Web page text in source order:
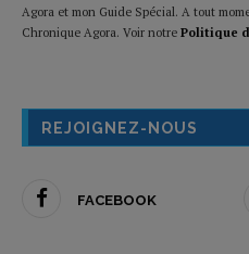
Agora et mon Guide Spécial. A tout
Chronique Agora. Voir notre Politique
REJOIGNEZ-NOUS
FACEBOOK